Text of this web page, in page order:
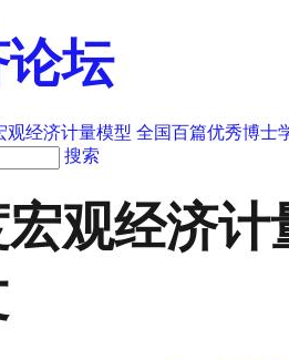
坛
观经济计量模型 全国百篇优秀博士
搜索
观经济